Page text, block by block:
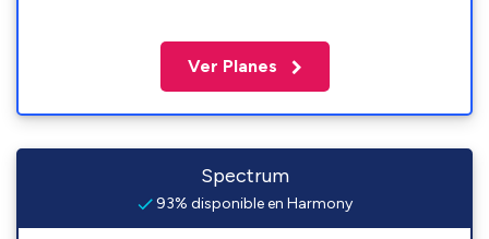
Ver Planes
Spectrum
93% disponible en Harmony